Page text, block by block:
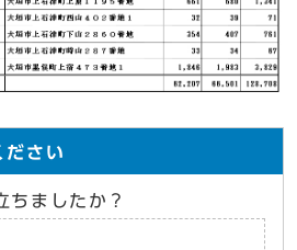
ださい
ちましたか？